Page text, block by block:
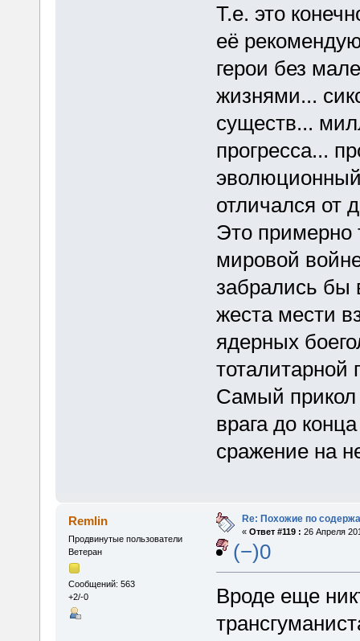
Т.е. это
её
герои без
жизнями...
существ...
прогресса...
эволюционный
отличался от
Это примерно
мировой
забрались бы
жеста мести
ядерных
тоталитарной
Самый прикол
врага до
сражение на
Remlin
Продвинутые пользователи
Ветеран
Сообщений: 563
+2/-0
Re: Похожие по
« Ответ #119 : 26 Апреля
(−)0
Вроде еще